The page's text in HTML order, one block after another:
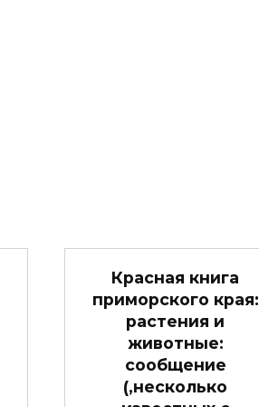
Красная книга
приморского края:
растения и
животные:
сообщение
(,несколько